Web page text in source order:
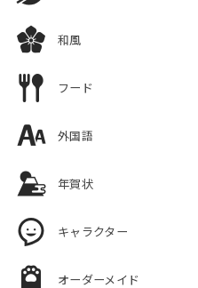
和風
フード
外国語
年賀状
キャラクター
オーダーメイド